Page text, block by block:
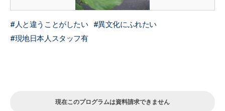
人と違うことがしたい
異文化にふれたい
現地日本人スタッフ有
現在このプログラムは資料請求できません